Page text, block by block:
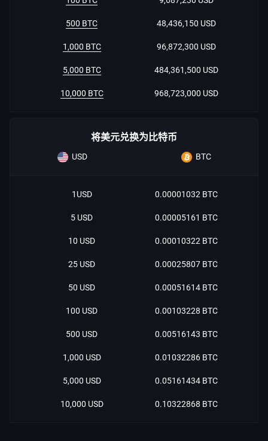
500 BTC 48,436,150 USD
1,000 BTC 96,872,300 USD
5,000 BTC 484,361,500 USD
10,000 BTC 968,723,000 USD
将美元兑换为比特币
USD BTC
1USD 0.00001032 BTC
5 USD 0.00005161 BTC
10 USD 0.00010322 BTC
25 USD 0.00025807 BTC
50 USD 0.00051614 BTC
100 USD 0.00103228 BTC
500 USD 0.00516143 BTC
1,000 USD 0.01032286 BTC
5,000 USD 0.05161434 BTC
10,000 USD 0.10322868 BTC